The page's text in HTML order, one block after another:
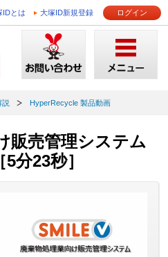
IDとは 大塚ID新規登録 ログイン
説 HyperRecycle 製品動画
販売管理システム
分23秒］